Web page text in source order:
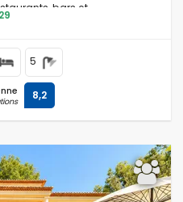
bars et
de la plage de Cala
5
8,2